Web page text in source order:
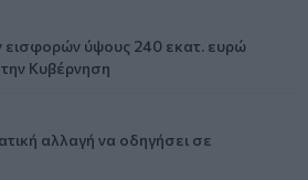
ύψους 240 εκατ. ευρώ
Κυβέρνηση
αλλαγή να οδηγήσει σε